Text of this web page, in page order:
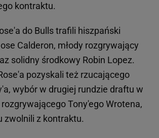
kontraktu.
do Bulls trafili hiszpański
Calderon, młody rozgrywający
solidny środkowy Robin Lopez.
pozyskali też rzucającego
wybór w drugiej rundzie draftu w
Tony'ego Wrotena,
zwolnili z kontraktu.